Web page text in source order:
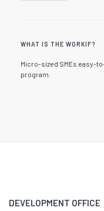
WHAT IS THE WORKIF?
Micro-sized SMEs easy-
program.
DEVELOPMENT OFFICE